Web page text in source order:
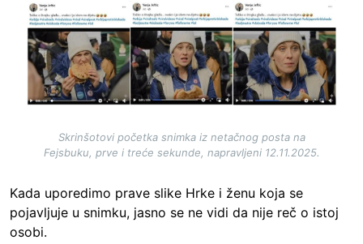
Image
Skrinšotovi početka snimka iz netačnog posta na
Fejsbuku, prve i treće sekunde, napravljeni 12.11.2025.
Kada uporedimo prave slike Hrke i ženu koja se
pojavljuje u snimku, jasno se ne vidi da nije reč o istoj
osobi.